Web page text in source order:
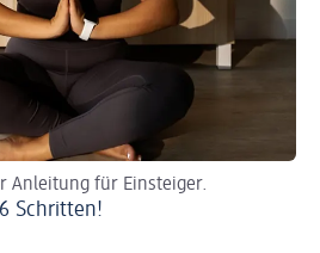
Anleitung für Einsteiger.
Schritten!